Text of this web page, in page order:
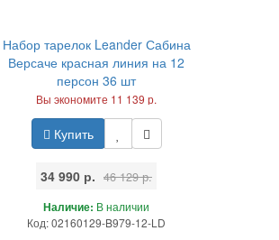
Набор тарелок Leander Сабина
Версаче красная линия на 12
персон 36 шт
Вы экономите 11 139 р.
Купить
34 990 р. 46 129 р.
Наличие: В наличии
Код: 02160129-B979-12-LD